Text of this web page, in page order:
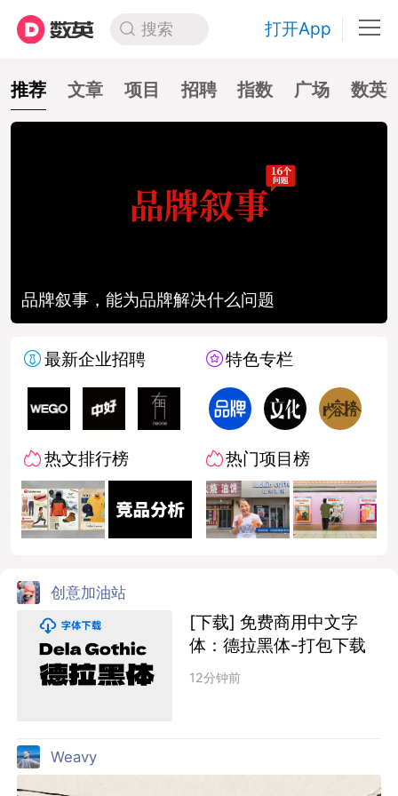
搜索 打开App
推荐 文章 项目 招聘 指数 广场 数英
品牌叙事，能为品牌解决什么问题
最新企业招聘
热文排行榜
特色专栏
热门项目榜
创意加油站
[下载] 免费商用中文字
体：德拉黑体-打包下载
12分钟前
Weavy